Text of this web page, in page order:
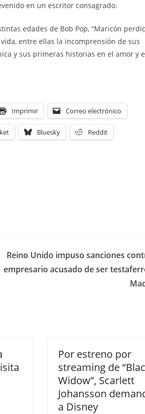
en un escritor consagrado.
edades de Bob Pop, “Maricón
entre ellas la incomprensión de sus
y sus primeras historias en el amor y
Imprimir Correo electrónico
Bluesky Reddit
Reino Unido impuso sanciones
empresario acusado de ser
Por estreno por
streaming de
Widow”, Scarlett
Johansson
a Disney